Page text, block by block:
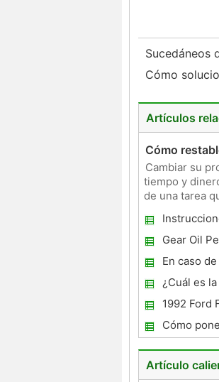
Sucedáneos
Cómo
Artículos
Cómo
Cambiar su
tiempo y
de una tarea
Mercedes
Gear Oil
En caso
cuando
¿Cuál es
1992 Ford
Cómo
Artículo